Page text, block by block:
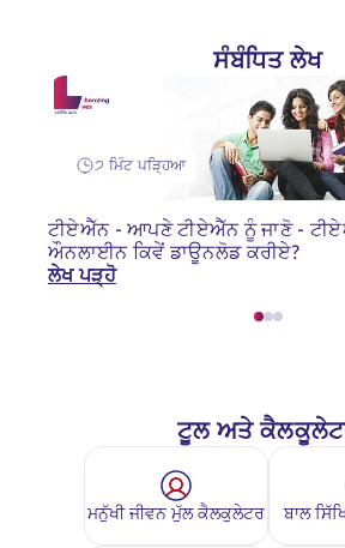
ਸੰਬੰਧਿਤ ਲੇਖ
੭ ਮਿੰਟ ਪੜ੍ਹਿਆ
ਟੀਏਐੱਨ - ਆਪਣੇ ਟੀਏਐੱਨ ਨੂੰ ਜਾਣੋ -
ਔਨਲਾਈਨ ਕਿਵੇਂ ਡਾਊਨਲੋਡ ਕਰੀਏ?
ਲੇਖ ਪੜ੍ਹੋ
ਟੂਲ ਅਤੇ
ਮਨੁੱਖੀ ਜੀਵਨ ਮੁੱਲ ਕੈਲਕੁਲੇਟਰ ਬਾਲ